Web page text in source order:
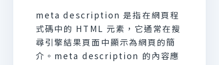
meta description 是指在網頁程
式碼中的 HTML 元素，它通常在搜
尋引擎結果頁面中顯示為網頁的簡
介。meta description 的內容應